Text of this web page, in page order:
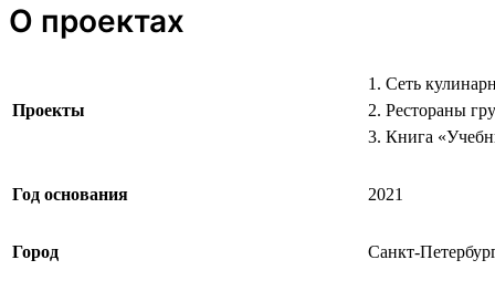
О проектах
Проекты
1. Сеть
2. Рестораны
3. Книга
Год основания 2021
Город Санкт-